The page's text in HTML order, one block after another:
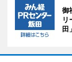
御
リ
田